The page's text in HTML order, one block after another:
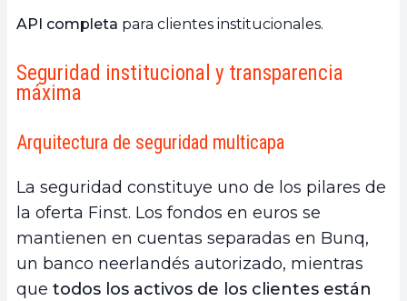
API completa para clientes institucionales.
Seguridad institucional y transparencia
máxima
Arquitectura de seguridad multicapa
La seguridad constituye uno de los pilares de
la oferta Finst. Los fondos en euros se
mantienen en cuentas separadas en Bunq,
un banco neerlandés autorizado, mientras
que todos los activos de los clientes están